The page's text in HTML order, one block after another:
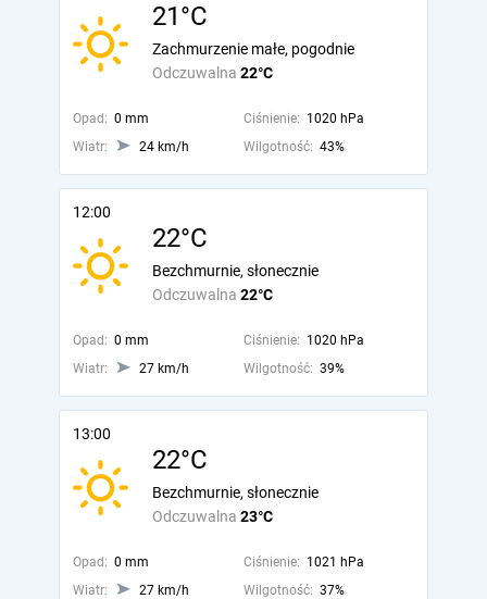
21°C
Odczuwalna 22°C
Zachmurzenie małe, pogodnie
Opad: 0 mm Ciśnienie: 1020 hPa
Wiatr:
24 km/h Wilgotność: 43%
12:00
22°C
Odczuwalna 22°C
Bezchmurnie, słonecznie
Opad: 0 mm Ciśnienie: 1020 hPa
Wiatr:
27 km/h Wilgotność: 39%
13:00
22°C
Odczuwalna 23°C
Bezchmurnie, słonecznie
Opad: 0 mm Ciśnienie: 1021 hPa
Wiatr:
27 km/h Wilgotność: 37%